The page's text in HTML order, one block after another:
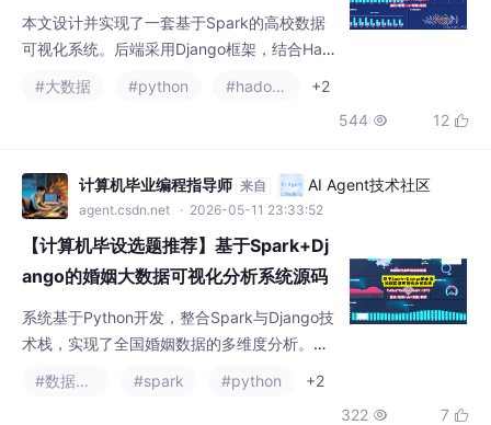
设计 选题推荐 毕设选题 数据分析 机器
学习 数据挖掘
本文设计并实现了一套基于Spark的高校数据
可视化系统。后端采用Django框架，结合Had
oop与Spark技术处理海量高校数据，前端利
用Vue与Echarts实现动态图表展示。系统实现
解决了传统数据展示不直观的问题，为高等教
育研究提供了数据支撑。
#大数据 #python #hadoop
+2
544  12 
计算机毕业编程指导师 来自 AI Agent技术社区
agent.csdn.net · 2026-05-11 23:33:52
【计算机毕设选题推荐】基于Spark+Dj
ango的婚姻大数据可视化分析系统源码
毕业设计 选题推荐 毕设选题 数据分析
机器学习 数据挖掘
系统基于Python开发，整合Spark与Django技
术栈，实现了全国婚姻数据的多维度分析。功
对1990-2021年的结婚率、离婚率及初婚年龄
#数据挖掘 #spark #python
+2
322  7 